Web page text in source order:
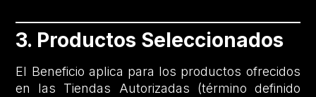
3. Productos Seleccionados
El Beneficio aplica para los productos ofrecidos
en las Tiendas Autorizadas (término definido